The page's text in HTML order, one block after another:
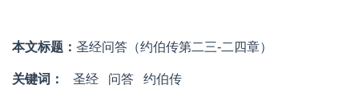
本文标题： 圣经问答（约伯传第二三-二四章）
关键词： 圣经 问答 约伯传